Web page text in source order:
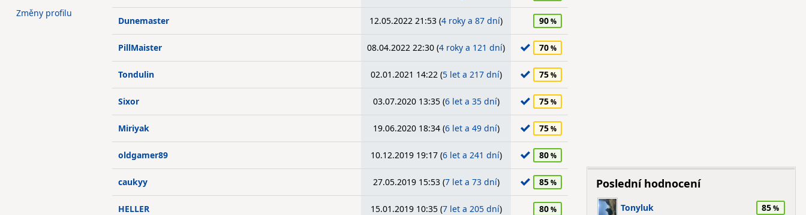
Dunemaster 12.05.2022 21:53 (4 roky a 87 dní) 90
PillMaister 08.04.2022 22:30 (4 roky a 121 dní) 70
Tondulin 02.01.2021 14:22 (5 let a 217 dní) 75
Sixor 03.07.2020 13:35 (6 let a 35 dní) 75
Miriyak 19.06.2020 18:34 (6 let a 49 dní) 75
oldgamer89 10.12.2019 19:17 (6 let a 241 dní) 80
caukyy 27.05.2019 15:53 (7 let a 73 dní) 85
HELLER 15.01.2019 10:35 (7 let a 205 dní) 80
Změny profilu
Poslední hodnocení
Tonyluk 85